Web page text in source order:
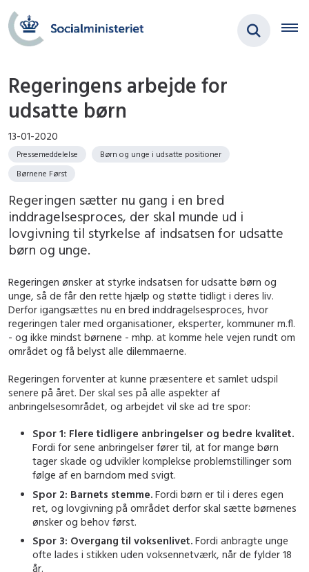
Regeringens arbejde for
udsatte børn
13-01-2020
Pressemeddelelse
Børn og unge i udsatte positioner
Børnene Først
Regeringen sætter nu gang i en bred
inddragelsesproces, der skal munde ud i
lovgivning til styrkelse af indsatsen for udsatte
børn og unge.
Regeringen ønsker at styrke indsatsen for udsatte børn og
unge, så de får den rette hjælp og støtte tidligt i deres liv.
Derfor igangsættes nu en bred inddragelsesproces, hvor
regeringen taler med organisationer, eksperter, kommuner m.fl.
- og ikke mindst børnene - mhp. at komme hele vejen rundt om
området og få belyst alle dilemmaerne.
Regeringen forventer at kunne præsentere et samlet udspil
senere på året. Der skal ses på alle aspekter af
anbringelsesområdet, og arbejdet vil ske ad tre spor:
Spor 1: Flere tidligere anbringelser og bedre kvalitet.
Fordi for sene anbringelser fører til, at for mange børn
tager skade og udvikler komplekse problemstillinger som
følge af en barndom med svigt.
Spor 2: Barnets stemme. Fordi børn er til i deres egen
ret, og lovgivning på området derfor skal sætte børnenes
ønsker og behov først.
Spor 3: Overgang til voksenlivet. Fordi anbragte unge
ofte lades i stikken uden voksennetværk, når de fylder 18
år.